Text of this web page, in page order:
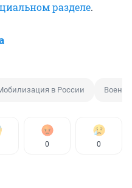
разделе.
в России
0 0